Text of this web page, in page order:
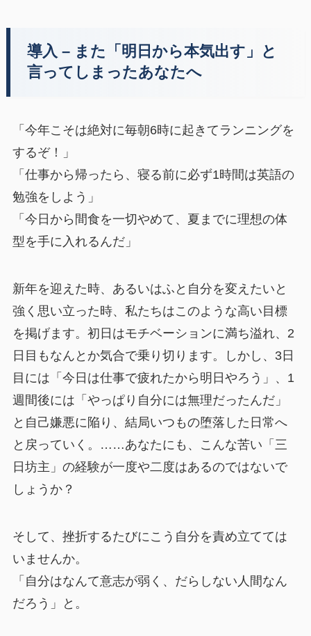
導入 – また「明日から本気出す」と
言ってしまったあなたへ
「今年こそは絶対に毎朝6時に起きてランニングを
するぞ！」
「仕事から帰ったら、寝る前に必ず1時間は英語の
勉強をしよう」
「今日から間食を一切やめて、夏までに理想の体
型を手に入れるんだ」
新年を迎えた時、あるいはふと自分を変えたいと
強く思い立った時、私たちはこのような高い目標
を掲げます。初日はモチベーションに満ち溢れ、2
日目もなんとか気合で乗り切ります。しかし、3日
目には「今日は仕事で疲れたから明日やろう」、1
週間後には「やっぱり自分には無理だったんだ」
と自己嫌悪に陥り、結局いつもの堕落した日常へ
と戻っていく。……あなたにも、こんな苦い「三
日坊主」の経験が一度や二度はあるのではないで
しょうか？
そして、挫折するたびにこう自分を責め立てては
いませんか。
「自分はなんて意志が弱く、だらしない人間なん
だろう」と。